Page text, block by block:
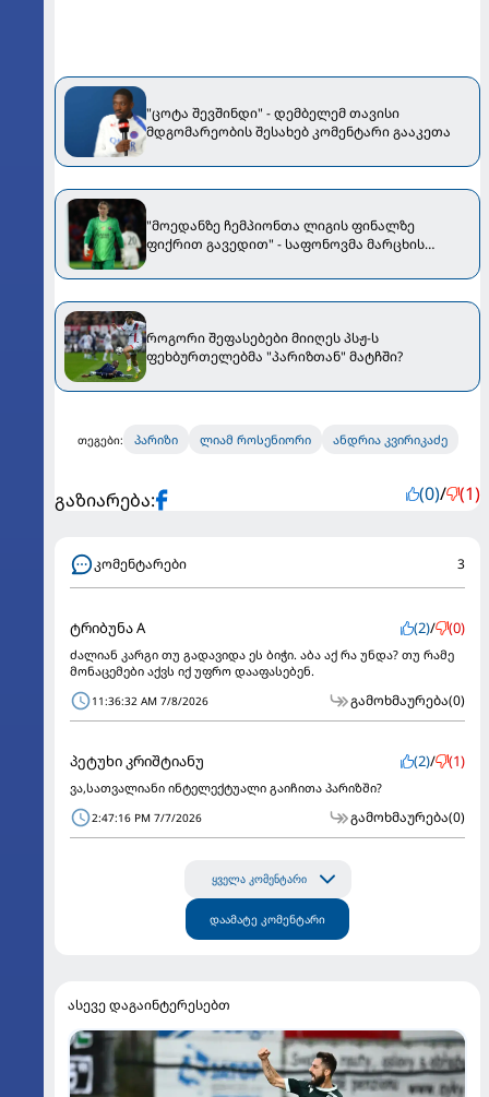
"ცოტა შევშინდი" - დემბელემ თავისი
მდგომარეობის შესახებ კომენტარი გააკეთა
"მოედანზე ჩემპიონთა ლიგის ფინალზე
ფიქრით გავედით" - საფონოვმა მარცხის
როგორი შეფასებები მიიღეს პსჟ-ს
ფეხბურთელებმა "პარიზთან" მატჩში?
თეგები: პარიზი ლიამ როსენიორი ანდრია კვირიკაძე
გაზიარება: (0)/ (1)
კომენტარები 3
ტრიბუნა A (2)/ (0)
ძალიან კარგი თუ გადავიდა ეს ბიჭი. აბა აქ რა უნდა? თუ რამე
მონაცემები აქვს იქ უფრო დააფასებენ.
11:36:32 AM 7/8/2026 გამოხმაურება(0)
პეტუხი კრიშტიანუ (2)/ (1)
ვა,სათვალიანი ინტელექტუალი გაიჩითა პარიზში?
2:47:16 PM 7/7/2026 გამოხმაურება(0)
ყველა კომენტარი
დაამატე კომენტარი
ასევე დაგაინტერესებთ